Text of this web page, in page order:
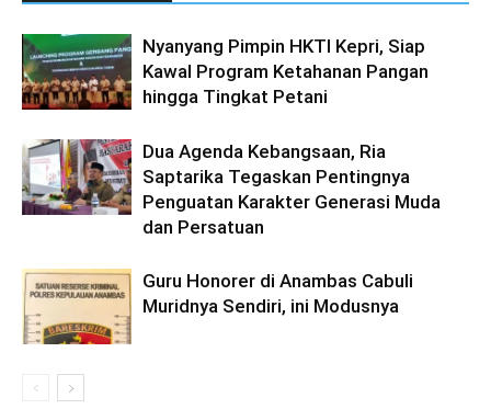
Nyanyang Pimpin HKTI Kepri, Siap
Kawal Program Ketahanan Pangan
hingga Tingkat Petani
Dua Agenda Kebangsaan, Ria
Saptarika Tegaskan Pentingnya
Penguatan Karakter Generasi Muda
dan Persatuan
Guru Honorer di Anambas Cabuli
Muridnya Sendiri, ini Modusnya